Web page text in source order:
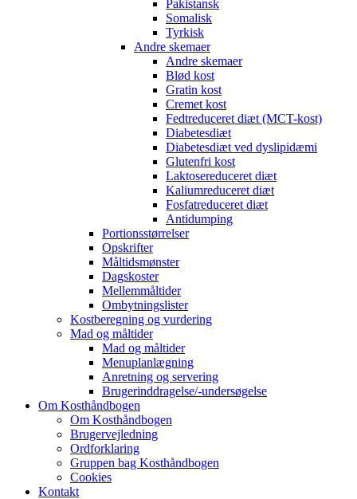
Pakistansk
Somalisk
Tyrkisk
Andre skemaer
Andre skemaer
Blød kost
Gratin kost
Cremet kost
Fedtreduceret diæt (MCT-kost)
Diabetesdiæt
Diabetesdiæt ved dyslipidæmi
Glutenfri kost
Laktosereduceret diæt
Kaliumreduceret diæt
Fosfatreduceret diæt
Antidumping
Portionsstørrelser
Opskrifter
Måltidsmønster
Dagskoster
Mellemmåltider
Ombytningslister
Kostberegning og vurdering
Mad og måltider
Mad og måltider
Menuplanlægning
Anretning og servering
Brugerinddragelse/-undersøgelse
Om Kosthåndbogen
Om Kosthåndbogen
Brugervejledning
Ordforklaring
Gruppen bag Kosthåndbogen
Cookies
Kontakt